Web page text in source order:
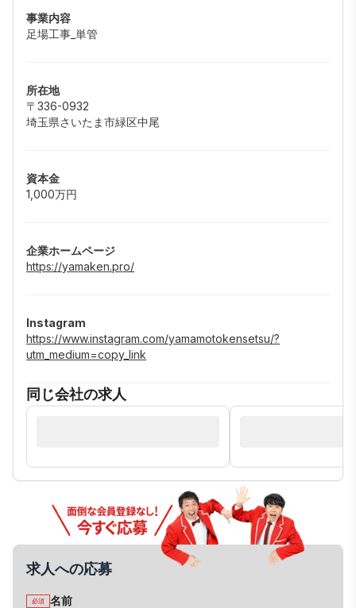
事業内容
足場工事_単管
所在地
〒336-0932
埼玉県さいたま市緑区中尾
資本金
1,000万円
企業ホームページ
https://yamaken.pro/
Instagram
https://www.instagram.com/yamamotokensetsu/?
utm_medium=copy_link
同じ会社の求人
求人への応募
必須 名前